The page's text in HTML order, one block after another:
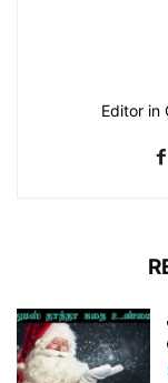
Editor in